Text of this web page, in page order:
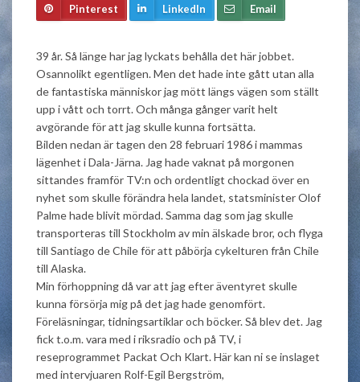
Pinterest LinkedIn Email
39 år. Så länge har jag lyckats behålla det här jobbet.
Osannolikt egentligen. Men det hade inte gått utan alla
de fantastiska människor jag mött längs vägen som ställt
upp i vått och torrt. Och många gånger varit helt
avgörande för att jag skulle kunna fortsätta.
Bilden nedan är tagen den 28 februari 1986 i mammas
lägenhet i Dala-Järna. Jag hade vaknat på morgonen
sittandes framför TV:n och ordentligt chockad över en
nyhet som skulle förändra hela landet, statsminister Olof
Palme hade blivit mördad. Samma dag som jag skulle
transporteras till Stockholm av min älskade bror, och flyga
till Santiago de Chile för att påbörja cykelturen från Chile
till Alaska.
Min förhoppning då var att jag efter äventyret skulle
kunna försörja mig på det jag hade genomfört.
Föreläsningar, tidningsartiklar och böcker. Så blev det. Jag
fick t.o.m. vara med i riksradio och på TV, i
reseprogrammet Packat Och Klart. Här kan ni se inslaget
med intervjuaren Rolf-Egil Bergström,